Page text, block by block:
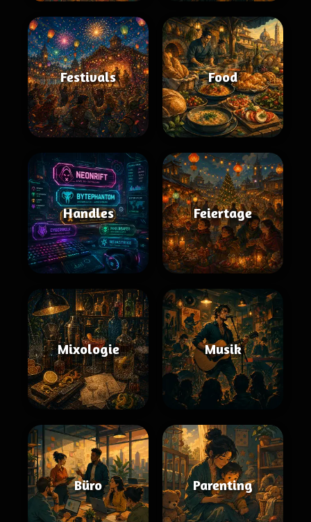
Festivals Food
Handles Feiertage
Mixologie Musik
Büro Parenting